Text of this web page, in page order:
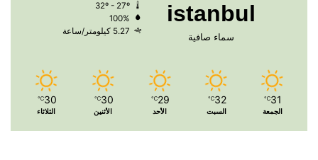
istanbul
سماء صافية
100%
5.27 كيلومتر/ساعة
31
℃
الجمعة
32
℃
السبت
29
℃
الأحد
30
℃
الأثنين
30
℃
الثلاثاء